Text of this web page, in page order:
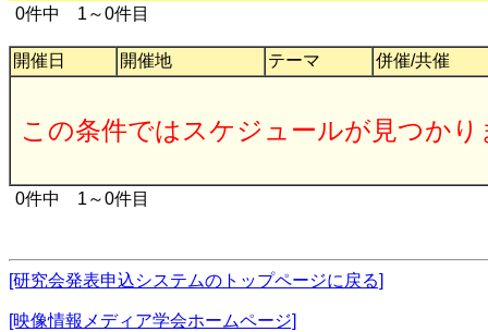
0件中 1～0件目
開催日 開催地 テーマ 併催/共催
この条件ではスケジュールが見つかり
0件中 1～0件目
[研究会発表申込システムのトップページに戻る]
[映像情報メディア学会ホームページ]